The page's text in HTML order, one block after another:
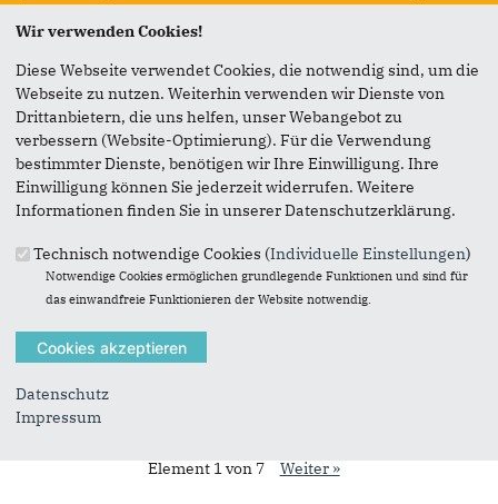
Schwien,Karl-Heinz Bendixen (alle
40Jahre CDU-Mitgliedschaft)
Element 1 von 7
Weiter »
Wir verwenden Cookies!
Diese Webseite verwendet Cookies, die notwendig sind, um die
Webseite zu nutzen. Weiterhin verwenden wir Dienste von
Drittanbietern, die uns helfen, unser Webangebot zu
verbessern (Website-Optimierung). Für die Verwendung
bestimmter Dienste, benötigen wir Ihre Einwilligung. Ihre
Einwilligung können Sie jederzeit widerrufen. Weitere
Informationen finden Sie in unserer Datenschutzerklärung.
Technisch notwendige Cookies (Individuelle Einstellungen)
Notwendige Cookies ermöglichen grundlegende Funktionen und sind für
das einwandfreie Funktionieren der Website notwendig.
Datenschutz
Impressum